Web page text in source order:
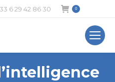
6 29 42 86 30 0